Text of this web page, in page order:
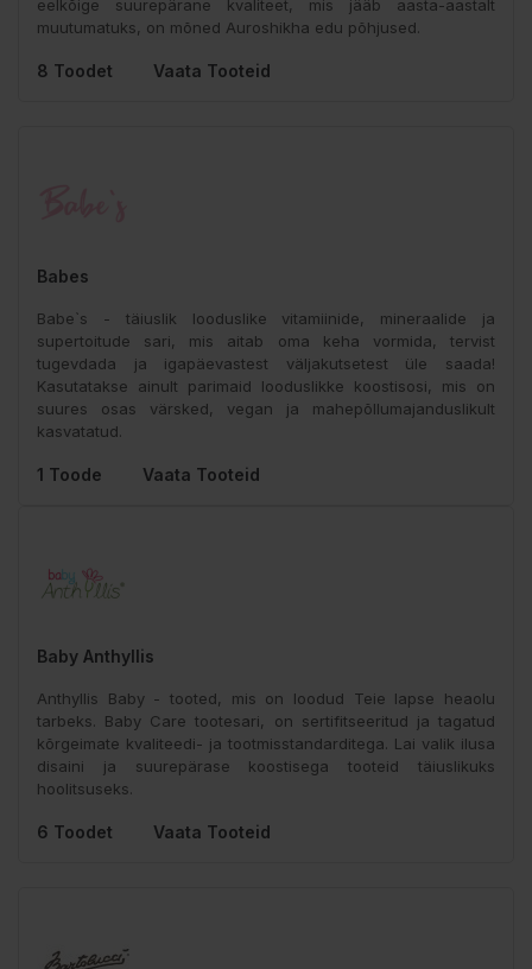
eelkõige suurepärane kvaliteet, mis jääb aasta-aastalt
muutumatuks, on mõned Auroshikha edu põhjused.
8 Toodet Vaata Tooteid
Babes
Babe`s - täiuslik looduslike vitamiinide, mineraalide ja
supertoitude sari, mis aitab oma keha vormida, tervist
tugevdada ja igapäevastest väljakutsetest üle saada!
Kasutatakse ainult parimaid looduslikke koostisosi, mis on
suures osas värsked, vegan ja mahepõllumajanduslikult
kasvatatud.
1 Toode Vaata Tooteid
Baby Anthyllis
Anthyllis Baby - tooted, mis on loodud Teie lapse heaolu
tarbeks. Baby Care tootesari, on sertifitseeritud ja tagatud
kõrgeimate kvaliteedi- ja tootmisstandarditega. Lai valik ilusa
disaini ja suurepärase koostisega tooteid täiuslikuks
hoolitsuseks.
6 Toodet Vaata Tooteid